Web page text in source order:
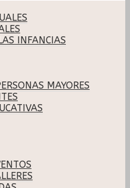
INFANCIAS
MAYORES